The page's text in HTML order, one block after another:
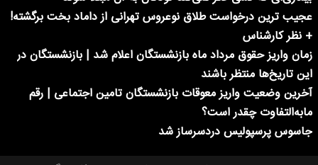
عجیب ترین درخواست طلاق نوعروس تهرانی از داماد بخت برگشته!
+ نظر کارشناس
زمان واریز حقوق مرداد ماه بازنشستگان اعلام شد | بازنشستگان در
این تاریخ‌ها منتظر باشند
آخرین وضعیت واریز معوقات بازنشستگان تامین اجتماعی | رقم
مابه‌التفاوت چقدر است؟
جاسوس پرسپولیس دردسرساز شد